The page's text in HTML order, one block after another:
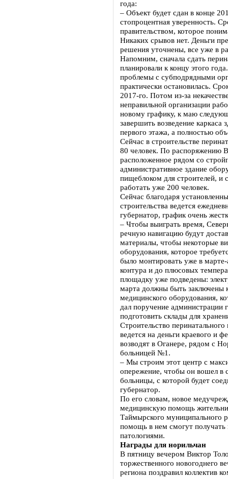
года:
– Объект будет сдан в конце
стопроцентная уверенность.
правительством, которое
Никаких срывов нет. Деньги
решения уточнены, все уже в
Напомним, сначала сдать
планировали к концу этого
проблемы с субподрядными
практически остановилась.
2017-го. Потом из-за
неправильной организации
новому графику, к маю
завершить возведение каркаса
первого этажа, а полностью
Сейчас в строительстве
80 человек. По распоряжению
расположенное рядом со
административное здание
пищеблоком для строителей, и
работать уже 200 человек.
Сейчас благодаря
строительства ведется
губернатор, график очень
– Чтобы выиграть время,
речную навигацию будут
материалы, чтобы некоторые
оборудования, которое
было монтировать уже в марте-
контура и до плюсовых
площадку уже подведены:
марта должны быть заключены
медицинского оборудования,
дал поручение администрации
подготовить склады для
Строительство
ведется на деньги краевого и
возводят в Оганере, рядом с
больницей №1.
– Мы строим этот центр с
опережение, чтобы он вошел в
больницы, с которой будет
губернатор.
По его словам, новое
медицинскую помощь
Таймырского муниципального
помощь в нем смогут
патологиями.
Награды для норильчан
В пятницу вечером Виктор
торжественного новогоднего
региона поздравил коллектив